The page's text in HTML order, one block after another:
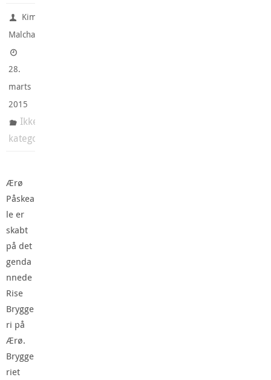
Kim
Malchau
28.
marts
2015
Ikke-
kategoriseret
Ærø
Påskea
le er
skabt
på det
genda
nnede
Rise
Brygge
ri på
Ærø.
Brygge
riet